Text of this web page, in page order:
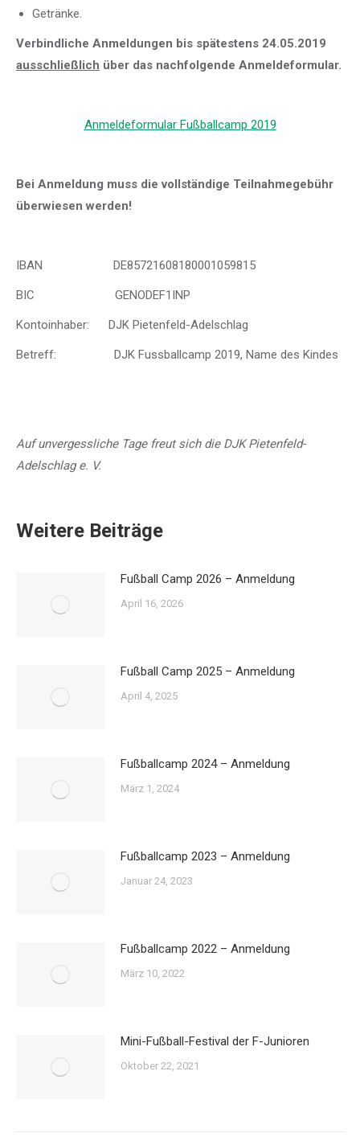
Getränke.
Verbindliche Anmeldungen bis spätestens 24.05.2019
ausschließlich über das nachfolgende Anmeldeformular.
Anmeldeformular Fußballcamp 2019
Bei Anmeldung muss die vollständige Teilnahmegebühr
überwiesen werden!
IBAN DE85721608180001059815
BIC GENODEF1INP
Kontoinhaber: DJK Pietenfeld-Adelschlag
Betreff: DJK Fussballcamp 2019, Name des Kindes
Auf unvergessliche Tage freut sich die DJK Pietenfeld-
Adelschlag e. V.
Weitere Beiträge
Fußball Camp 2026 – Anmeldung
April 16, 2026
Fußball Camp 2025 – Anmeldung
April 4, 2025
Fußballcamp 2024 – Anmeldung
März 1, 2024
Fußballcamp 2023 – Anmeldung
Januar 24, 2023
Fußballcamp 2022 – Anmeldung
März 10, 2022
Mini-Fußball-Festival der F-Junioren
Oktober 22, 2021